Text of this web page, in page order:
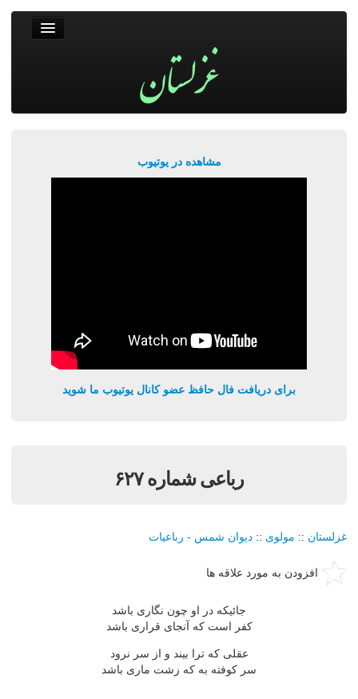
مشاهده در یوتیوب
برای دریافت فال حافظ عضو کانال یوتیوب ما شوید
رباعی شماره ۶۲۷
غزلستان :: مولوی :: دیوان شمس - رباعیات
افزودن به مورد علاقه ها
جائیکه در او چون نگاری باشد
کفر است که آنجای قراری باشد
عقلی که ترا بیند و از سر نرود
سر کوفته به که زشت ماری باشد